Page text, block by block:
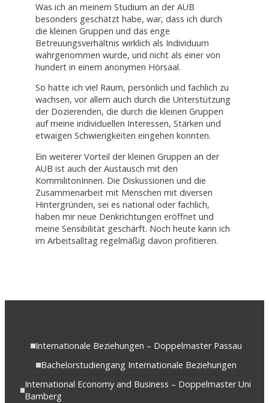
Was ich an meinem Studium an der AUB
besonders geschätzt habe, war, dass ich durch
die kleinen Gruppen und das enge
Betreuungsverhältnis wirklich als Individuum
wahrgenommen wurde, und nicht als einer von
hundert in einem anonymen Hörsaal.
So hatte ich viel Raum, persönlich und fachlich zu
wachsen, vor allem auch durch die Unterstützung
der Dozierenden, die durch die kleinen Gruppen
auf meine individuellen Interessen, Stärken und
etwaigen Schwierigkeiten eingehen konnten.
Ein weiterer Vorteil der kleinen Gruppen an der
AUB ist auch der Austausch mit den
KommilitonInnen. Die Diskussionen und die
Zusammenarbeit mit Menschen mit diversen
Hintergründen, sei es national oder fachlich,
haben mir neue Denkrichtungen eröffnet und
meine Sensibilität geschärft. Noch heute kann ich
im Arbeitsalltag regelmäßig davon profitieren.
Internationale Beziehungen – Doppelmaster Passau
Bachelorstudiengang Internationale Beziehungen
International Economy and Business – Doppelmaster Uni
Bamberg